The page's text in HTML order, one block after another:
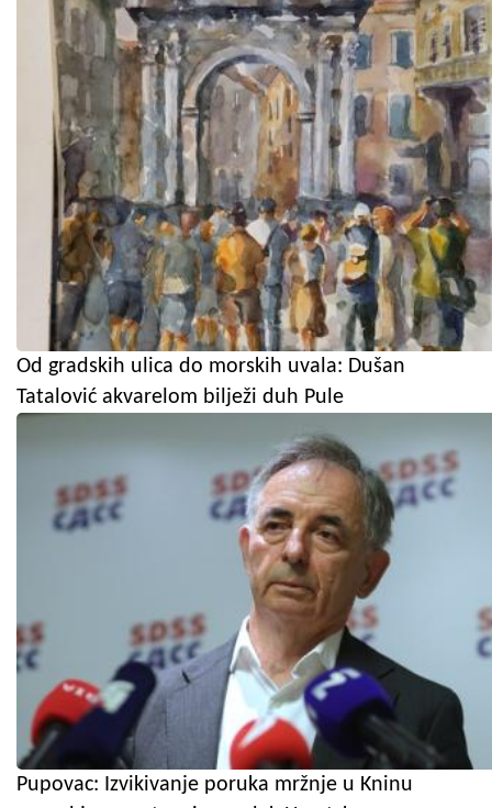
Od gradskih ulica do morskih uvala: Dušan
Tatalović akvarelom bilježi duh Pule
Pupovac: Izvikivanje poruka mržnje u Kninu